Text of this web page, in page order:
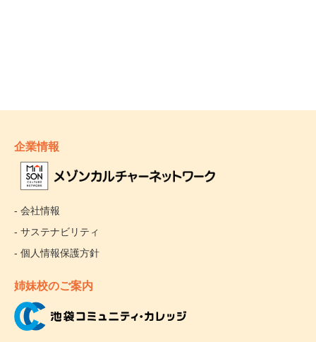
企業情報
- 会社情報
- サステナビリティ
- 個人情報保護方針
姉妹校のご案内